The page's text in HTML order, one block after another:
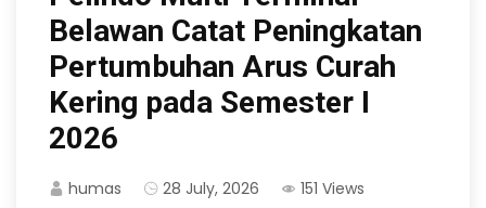
Belawan Catat Peningkatan
Pertumbuhan Arus Curah
Kering pada Semester I
2026
humas 28 July, 2026 151 Views